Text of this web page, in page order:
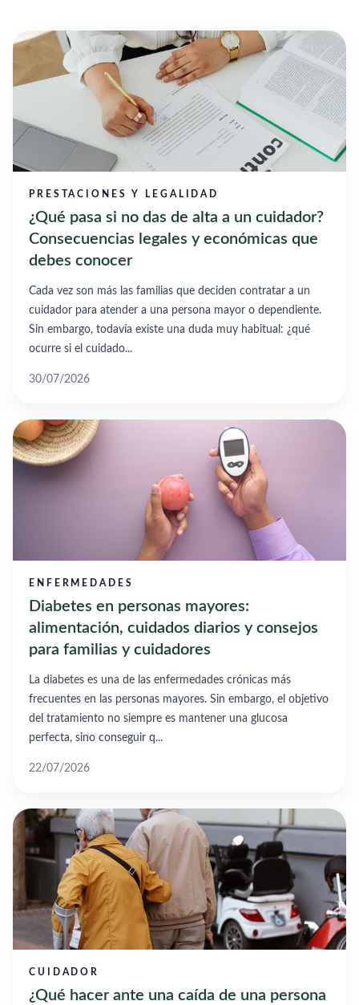
PRESTACIONES Y LEGALIDAD
¿Qué pasa si no das de alta a un cuidador?
Consecuencias legales y económicas que
debes conocer
Cada vez son más las familias que deciden contratar a un
cuidador para atender a una persona mayor o dependiente.
Sin embargo, todavía existe una duda muy habitual: ¿qué
ocurre si el cuidado...
30/07/2026
ENFERMEDADES
Diabetes en personas mayores:
alimentación, cuidados diarios y consejos
para familias y cuidadores
La diabetes es una de las enfermedades crónicas más
frecuentes en las personas mayores. Sin embargo, el objetivo
del tratamiento no siempre es mantener una glucosa
perfecta, sino conseguir q...
22/07/2026
CUIDADOR
¿Qué hacer ante una caída de una persona